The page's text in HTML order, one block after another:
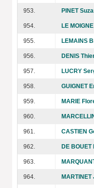
953. PINET
954. LE
955. LEMAINS
956. DENIS
957. LUCRY
958. GUIGNET
959. MARIE
960.
961. CASTIEN
962. DE
963.
964.